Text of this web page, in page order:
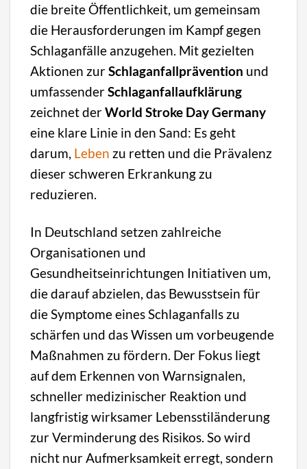
die breite Öffentlichkeit, um gemeinsam
die Herausforderungen im Kampf gegen
Schlaganfälle anzugehen. Mit gezielten
Aktionen zurSchlaganfallprävention und
umfassenderSchlaganfallaufklärung
zeichnet derWorld Stroke Day Germany
eine klare Linie in den Sand: Es geht
darum, Leben zu retten und die Prävalenz
dieser schweren Erkrankung zu
reduzieren.
In Deutschland setzen zahlreiche
Organisationen und
Gesundheitseinrichtungen Initiativen um,
die darauf abzielen, das Bewusstsein für
die Symptome eines Schlaganfalls zu
schärfen und das Wissen um vorbeugende
Maßnahmen zu fördern. Der Fokus liegt
auf dem Erkennen von Warnsignalen,
schneller medizinischer Reaktion und
langfristig wirksamer Lebensstiländerung
zur Verminderung des Risikos. So wird
nicht nur Aufmerksamkeit erregt, sondern